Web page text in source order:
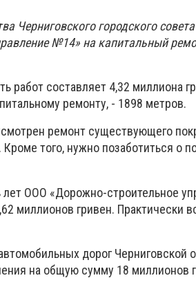
Черниговского городского
№14» на капитальный
работ составляет 4,32 миллиона
ремонту, - 1898 метров.
ремонт существующего
того, нужно позаботиться о
ООО «Дорожно-строительное
миллионов гривен. Практически
дорог Черниговской
на общую сумму 18 миллионов